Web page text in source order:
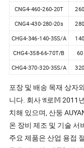
CNG4-460-260-20T
260
CNG4-430-280-20s
280
CHG4-346-140-35S/A 140
CHG4-358-66-70T/B 60
CHG4-370-320-35S/A 320
포장 및 배송 목재 상자
니다. 회사 𝔄로𝕄 2011
치해 있으며, 산둥
온 장비 제조 및 기술 서
주요 제품은 산업 용접